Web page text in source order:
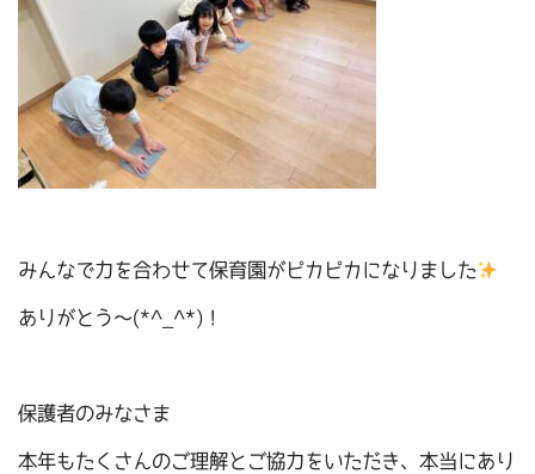
みんなで力を合わせて保育園がピカピカになりました
ありがとう～(*^_^*)！
保護者のみなさま
本年もたくさんのご理解とご協力をいただき、本当にあり